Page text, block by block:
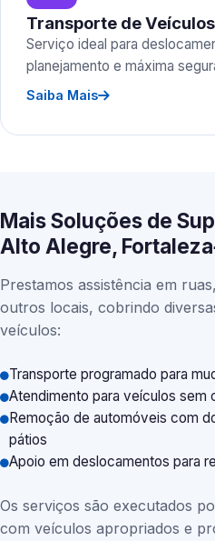
Transporte de Veículos
Serviço ideal para
planejamento e máxima
Saiba Mais
Mais Soluções de
Alto Alegre,
Prestamos assistência em
outros locais, cobrindo
veículos:
Transporte programado para
Atendimento para veículos sem
Remoção de automóveis com
pátios
Apoio em deslocamentos para
Os serviços são executados
com veículos apropriados e